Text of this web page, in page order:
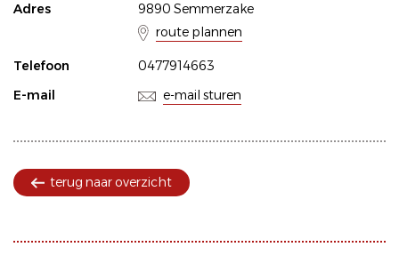
Adres
9890 Semmerzake
route plannen
Telefoon
0477914663
E-mail
e-mail sturen
terug naar overzicht